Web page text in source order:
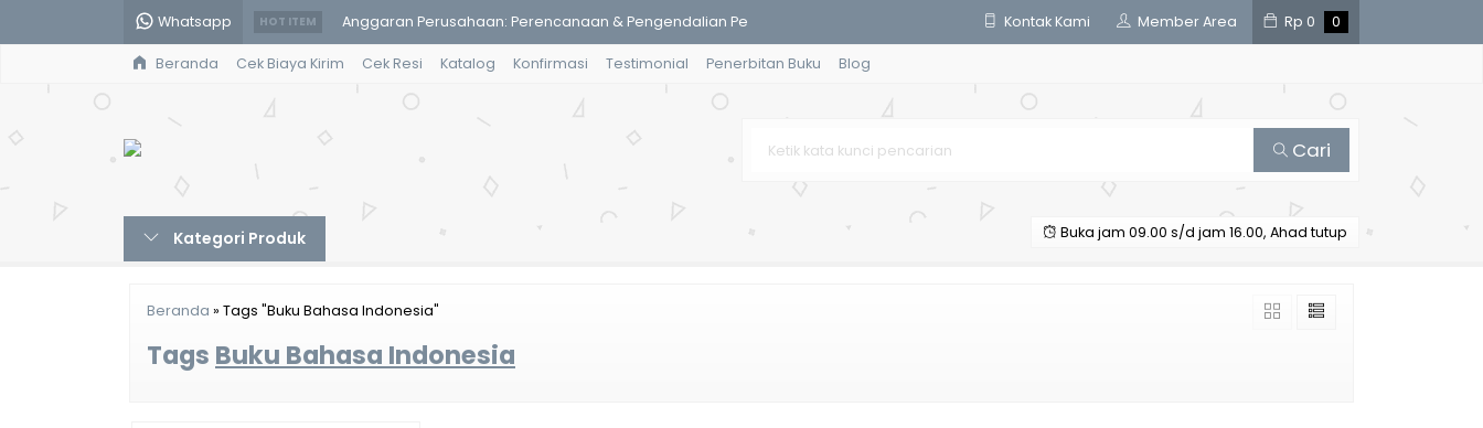
Whatsapp HOT ITEM Anggaran Perusahaan: Perencanaan & Pengendalian Pe
Politik Hukum - Muh. Nasir
Antropologi Kesehatan
Karakter Orang Madura : Pergulatan Budaya Lokal, G
Stunting : Cegah Gagal Tumbuh Sejak Dini
Kontak Kami Member Area Rp 0 0
Beranda Cek Biaya Kirim Cek Resi Katalog Konfirmasi Testimonial Penerbitan Buku Blog
Cari
Kategori Produk Buka jam 09.00 s/d jam 16.00, Ahad tutup
Beranda » Tags "Buku Bahasa Indonesia"
Tags Buku Bahasa Indonesia